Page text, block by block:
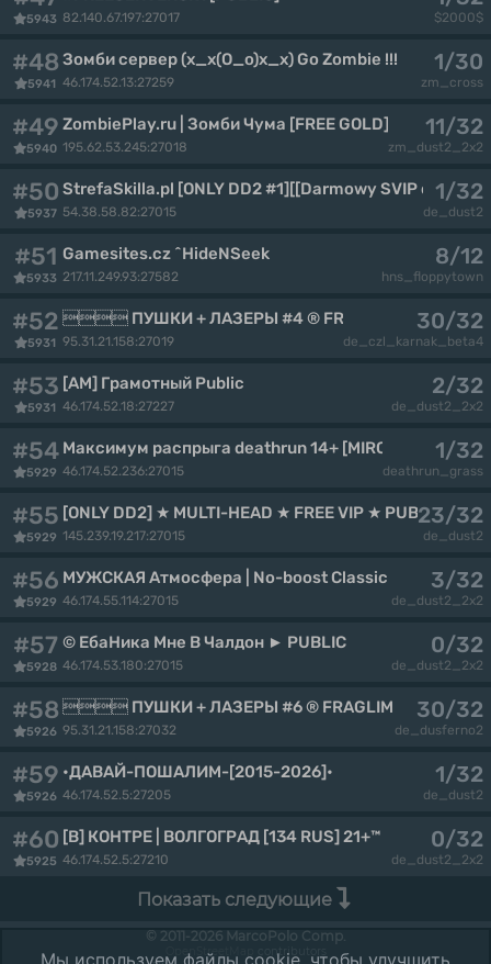
5943 82.140.67.197:27017 $2000$
#48
5941
Зомби сервер (x_x(O_o)x_x) Go Zombie !!!
46.174.52.13:27259
1/30
zm_cross
#49
5940
ZombiePlay.ru | Зoмби Чyмa [FREE GOLD]
195.62.53.245:27018
11/32
zm_dust2_2x2
#50
5937
StrefaSkilla.pl [ONLY DD2 #1][[Darmowy SVIP o
54.38.58.82:27015
1/32
de_dust2
#51
5933
Gamesites.cz ^HideNSeek
217.11.249.93:27582
8/12
hns_floppytown
#52
5931
 ПУШКИ + ЛАЗЕРЫ #4 ® FRAGLIMIT.RU
95.31.21.158:27019
30/32
de_czl_karnak_beta4
#53
5931
[AM] Грамотный Public
46.174.52.18:27227
2/32
de_dust2_2x2
#54
5929
Максимум распрыга deathrun 14+ [MIRCS.RU]
46.174.52.236:27015
1/32
deathrun_grass
#55
5929
[ONLY DD2] ★ MULTI-HEAD ★ FREE VIP ★ PUBLIC 1s1k
145.239.19.217:27015
23/32
de_dust2
#56
5929
МУЖСКАЯ Атмосфера | No-boost Classic
46.174.55.114:27015
3/32
de_dust2_2x2
#57
5928
© ЕбаНика Мне В Чалдон ► PUBLIC
46.174.53.180:27015
0/32
de_dust2_2x2
#58
5926
 ПУШКИ + ЛАЗЕРЫ #6 ® FRAGLIMIT.RU
95.31.21.158:27032
30/32
de_dusferno2
#59
5926
•ДАВАЙ-ПОШАЛИМ-[2015-2026]•
46.174.52.5:27205
1/32
de_dust2
#60
5925
[В] КОНТРЕ | ВОЛГОГРАД [134 RUS] 21+™
46.174.52.5:27210
0/32
de_dust2_2x2
Показать следующие
© 2011-2026 MarcoPolo Comp.
OpenStreetMap
contributors
Мы используем файлы cookie, чтобы улучшить